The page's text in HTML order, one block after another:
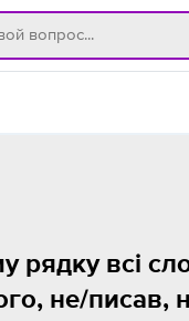
рядку всі
не/писав,